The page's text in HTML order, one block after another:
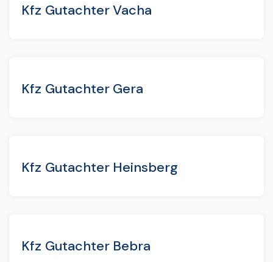
Kfz Gutachter Vacha
Kfz Gutachter Gera
Kfz Gutachter Heinsberg
Kfz Gutachter Bebra